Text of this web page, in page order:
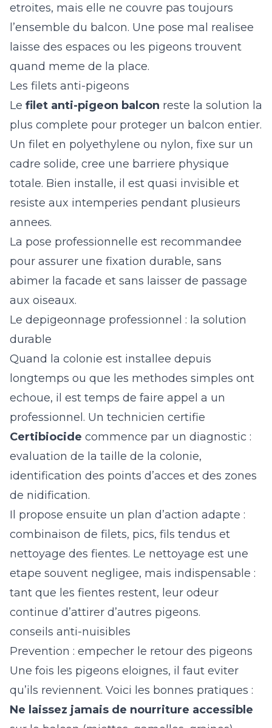
etroites, mais elle ne couvre pas toujours
l’ensemble du balcon. Une pose mal realisee
laisse des espaces ou les pigeons trouvent
quand meme de la place.
Les filets anti-pigeons
Le filet anti-pigeon balcon reste la solution la
plus complete pour proteger un balcon entier.
Un filet en polyethylene ou nylon, fixe sur un
cadre solide, cree une barriere physique
totale. Bien installe, il est quasi invisible et
resiste aux intemperies pendant plusieurs
annees.
La pose professionnelle est recommandee
pour assurer une fixation durable, sans
abimer la facade et sans laisser de passage
aux oiseaux.
Le depigeonnage professionnel : la solution
durable
Quand la colonie est installee depuis
longtemps ou que les methodes simples ont
echoue, il est temps de faire appel a un
professionnel. Un technicien certifie
Certibiocide commence par un diagnostic :
evaluation de la taille de la colonie,
identification des points d’acces et des zones
de nidification.
Il propose ensuite un plan d’action adapte :
combinaison de filets, pics, fils tendus et
nettoyage des fientes. Le nettoyage est une
etape souvent negligee, mais indispensable :
tant que les fientes restent, leur odeur
continue d’attirer d’autres pigeons.
conseils anti-nuisibles
Prevention : empecher le retour des pigeons
Une fois les pigeons eloignes, il faut eviter
qu’ils reviennent. Voici les bonnes pratiques :
Ne laissez jamais de nourriture accessible